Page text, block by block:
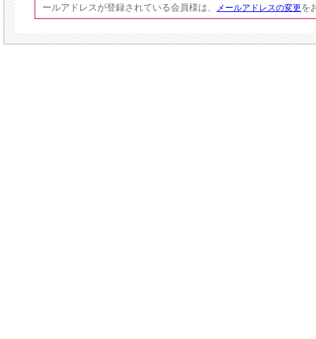
ールアドレスが登録されている会員様は、
メールアドレスの変更を